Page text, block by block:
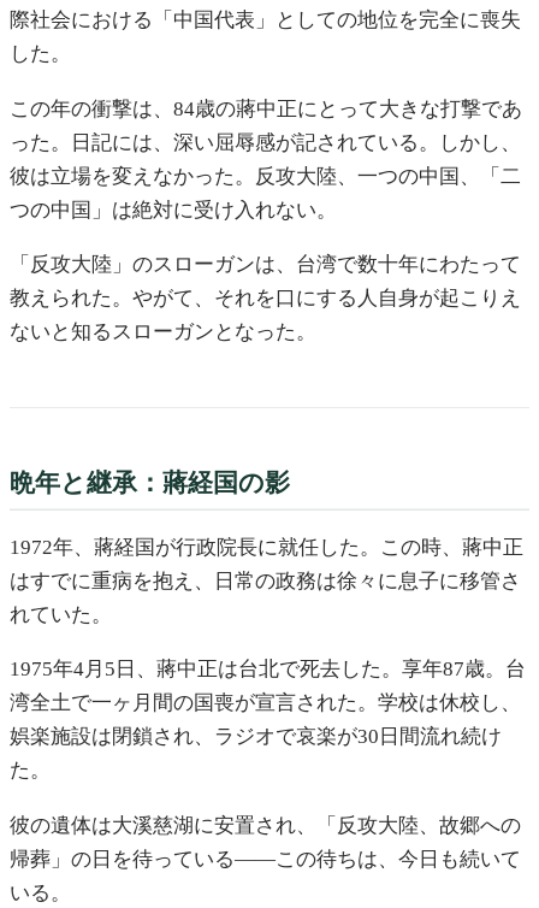
際社会における「中国代表」としての地位を完全に喪失
した。
この年の衝撃は、84歳の蔣中正にとって大きな打撃であ
った。日記には、深い屈辱感が記されている。しかし、
彼は立場を変えなかった。反攻大陸、一つの中国、「二
つの中国」は絶対に受け入れない。
「反攻大陸」のスローガンは、台湾で数十年にわたって
教えられた。やがて、それを口にする人自身が起こりえ
ないと知るスローガンとなった。
晩年と継承：蔣経国の影
1972年、蔣経国が行政院長に就任した。この時、蔣中正
はすでに重病を抱え、日常の政務は徐々に息子に移管さ
れていた。
1975年4月5日、蔣中正は台北で死去した。享年87歳。台
湾全土で一ヶ月間の国喪が宣言された。学校は休校し、
娯楽施設は閉鎖され、ラジオで哀楽が30日間流れ続け
た。
彼の遺体は大溪慈湖に安置され、「反攻大陸、故郷への
帰葬」の日を待っている――この待ちは、今日も続いて
いる。